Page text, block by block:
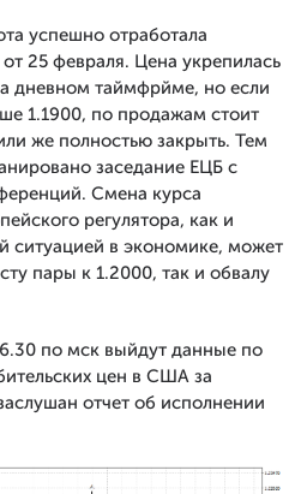
успешно отработала
25 февраля. Цена укрепилась
дневном таймфрйме, но если
1.1900, по продажам стоит
же полностью закрыть. Тем
заседание ЕЦБ с
Смена курса
регулятора, как и
ситуацией в экономике, может
пары к 1.2000, так и обвалу
по мск выйдут данные по
цен в США за
отчет об исполнении